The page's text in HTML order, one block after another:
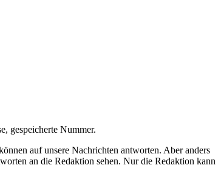
gespeicherte Nummer.
auf unsere Nachrichten antworten. Aber anders
an die Redaktion sehen. Nur die Redaktion kann